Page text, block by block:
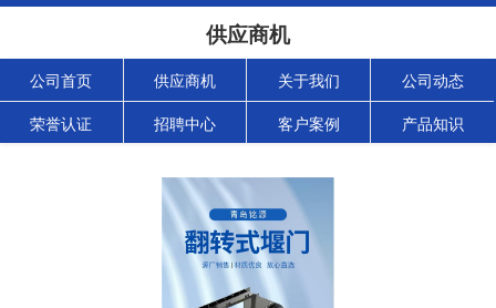
供应商机
公司首页 供应商机 关于我们 公司动态
荣誉认证 招聘中心 客户案例 产品知识